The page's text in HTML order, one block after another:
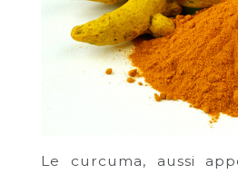
Le curcuma, aussi